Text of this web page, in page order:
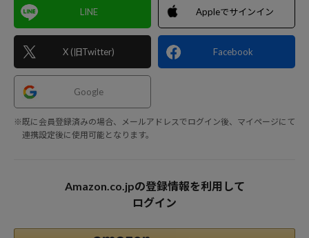
LINE
X (旧Twitter)
Appleでサインイン
Facebook
Google
※既に会員登録済みの場合、メールアドレスでログイン後、マイページにて
連携設定後に使用可能となります。
Amazon.co.jpの登録情報を利用して
ログイン